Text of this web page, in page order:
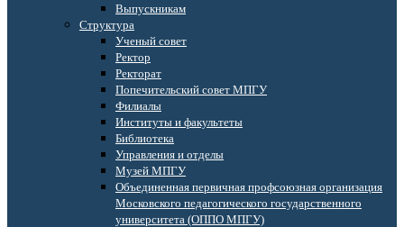
Выпускникам
Структура
Ученый совет
Ректор
Ректорат
Попечительский совет МПГУ
Филиалы
Институты и факультеты
Библиотека
Управления и отделы
Музей МПГУ
Объединенная первичная профсоюзная организация
Московского педагогического государственного
университета (ОППО МПГУ)